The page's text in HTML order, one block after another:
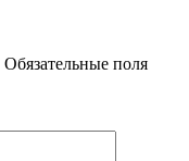
Обязательные поля